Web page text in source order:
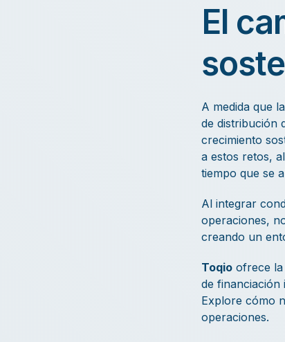
El
A medida que
de distribución
crecimiento
a estos retos,
tiempo que se
Al integrar
operaciones,
creando un
Toqioofrece la
de financiación
Explore cómo
operaciones.